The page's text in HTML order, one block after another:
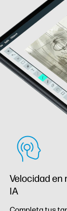
Velocidad en
IA